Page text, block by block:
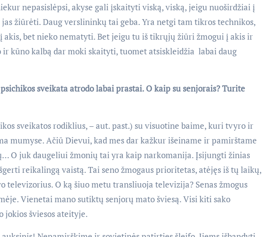
nepasislėpsi, akyse gali įskaityti viską, viską, jeigu nuoširdžiai į
žiūrėti. Daug verslininkų tai geba. Yra netgi tam tikros technikos,
akis, bet nieko nematyti. Bet jeigu tu iš tikrųjų žiūri žmogui į akis ir
ir kūno kalbą dar moki skaityti, tuomet atsiskleidžia labai daug
sveikata atrodo labai prastai. O kaip su senjorais? Turite
sveikatos rodiklius, – aut. past.) su visuotine baime, kuri tvyro ir
mumyse. Ačiū Dievui, kad mes dar kažkur išeiname ir pamirštame
O juk daugeliui žmonių tai yra kaip narkomanija. Įsijungti žinias
reikalingą vaistą. Tai seno žmogaus prioritetas, atėjęs iš tų laikų,
televizorius. O ką šiuo metu transliuoja televizija? Senas žmogus
Vienetai mano sutiktų senjorų mato šviesą. Visi kiti sako
jokios šviesos ateityje.